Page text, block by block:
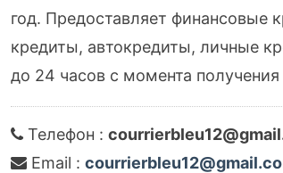
год. Предоставляет финансовые
кредиты, автокредиты, личные
до 24 часов с момента
Телефон :
Email :